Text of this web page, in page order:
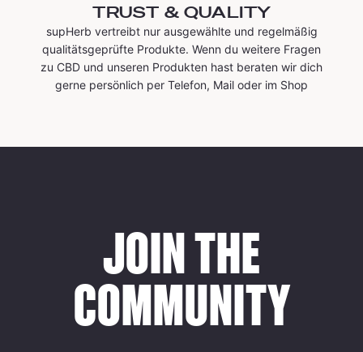
TRUST & QUALITY
supHerb vertreibt nur ausgewählte und regelmäßig
qualitätsgeprüfte Produkte. Wenn du weitere Fragen
zu CBD und unseren Produkten hast beraten wir dich
gerne persönlich per Telefon, Mail oder im Shop
JOIN THE
COMMUNITY